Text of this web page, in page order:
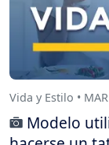
Vida y Estilo •
Modelo